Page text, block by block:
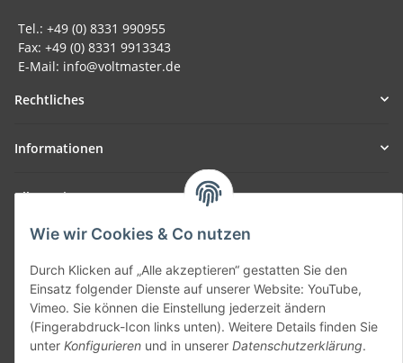
Wie wir Cookies & Co nutzen
Durch Klicken auf „Alle akzeptieren“ gestatten Sie den
Einsatz folgender Dienste auf unserer Website: YouTube,
Vimeo. Sie können die Einstellung jederzeit ändern
(Fingerabdruck-Icon links unten). Weitere Details finden Sie
unter Konfigurieren und in unserer Datenschutzerklärung.
Tel.: +49 (0) 8331 990955
Fax: +49 (0) 8331 9913343
E-Mail: info@voltmaster.de
Rechtliches
Informationen
Allgemein
Teil unseres Netzwerks:
SmoliTec - Safety. Simplified. Worldwide. ( B2B Shop )
Vertrag widerrufen